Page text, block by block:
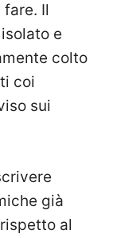
fare. Il
e
colto
coi
sui
già
al